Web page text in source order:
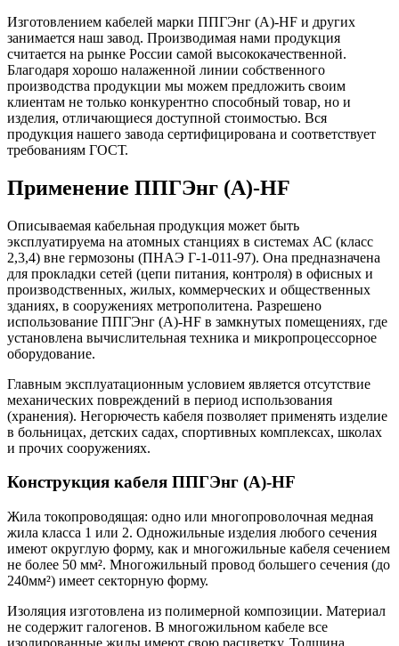
Изготовлением кабелей марки ППГЭнг (А)-HF и других
занимается наш завод. Производимая нами продукция
считается на рынке России самой высококачественной.
Благодаря хорошо налаженной линии собственного
производства продукции мы можем предложить своим
клиентам не только конкурентно способный товар, но и
изделия, отличающиеся доступной стоимостью. Вся
продукция нашего завода сертифицирована и соответствует
требованиям ГОСТ.
Применение ППГЭнг (А)-HF
Описываемая кабельная продукция может быть
эксплуатируема на атомных станциях в системах АС (класс
2,3,4) вне гермозоны (ПНАЭ Г-1-011-97). Она предназначена
для прокладки сетей (цепи питания, контроля) в офисных и
производственных, жилых, коммерческих и общественных
зданиях, в сооружениях метрополитена. Разрешено
использование ППГЭнг (А)-HF в замкнутых помещениях, где
установлена вычислительная техника и микропроцессорное
оборудование.
Главным эксплуатационным условием является отсутствие
механических повреждений в период использования
(хранения). Негорючесть кабеля позволяет применять изделие
в больницах, детских садах, спортивных комплексах, школах
и прочих сооружениях.
Конструкция кабеля ППГЭнг (А)-HF
Жила токопроводящая: одно или многопроволочная медная
жила класса 1 или 2. Одножильные изделия любого сечения
имеют округлую форму, как и многожильные кабеля сечением
не более 50 мм². Многожильный провод большего сечения (до
240мм²) имеет секторную форму.
Изоляция изготовлена из полимерной композиции. Материал
не содержит галогенов. В многожильном кабеле все